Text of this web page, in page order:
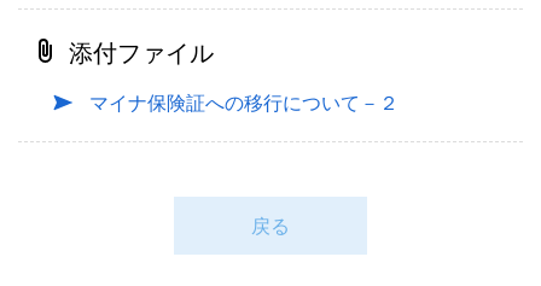
添付ファイル
マイナ保険証への移行について－２
戻る